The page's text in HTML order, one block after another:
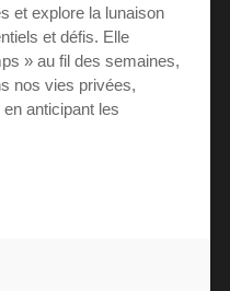
et explore la lunaison
et défis. Elle
» au fil des semaines,
nos vies privées,
anticipant les